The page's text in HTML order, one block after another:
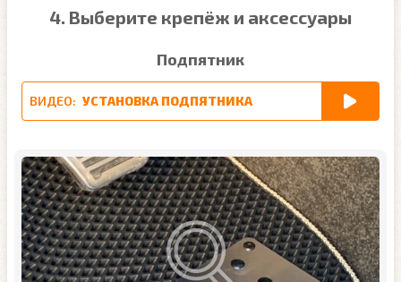
4. Выберите крепёж и аксессуары
Подпятник
ВИДЕО: УСТАНОВКА ПОДПЯТНИКА